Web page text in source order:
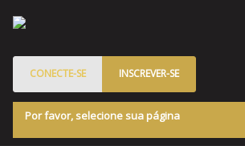
CONECTE-SE INSCREVER-SE
Por favor, selecione sua página